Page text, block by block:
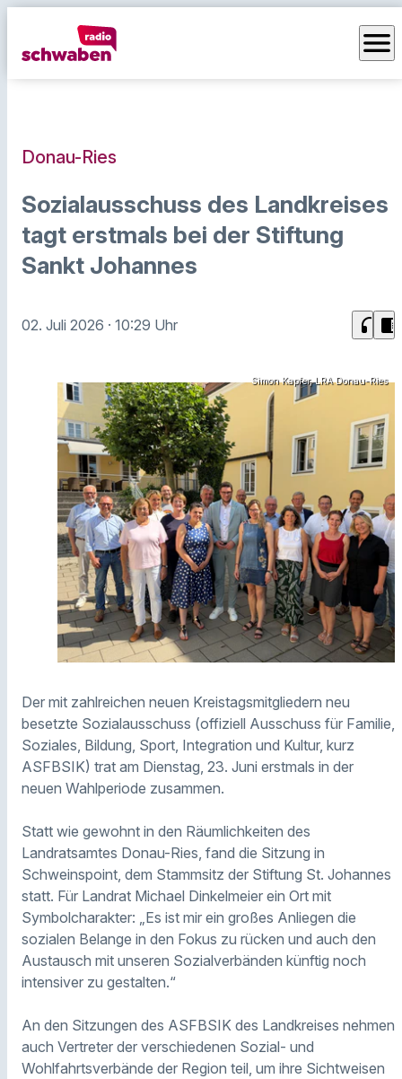
menu
Donau-Ries
Sozialausschuss des Landkreises
tagt erstmals bei der Stiftung
Sankt Johannes
02. Juli 2026 · 10:29 Uhr headphones chrome_reader_mode
Simon Kapfer, LRA Donau-Ries
Der mit zahlreichen neuen Kreistagsmitgliedern neu
besetzte Sozialausschuss (offiziell Ausschuss für Familie,
Soziales, Bildung, Sport, Integration und Kultur, kurz
ASFBSIK) trat am Dienstag, 23. Juni erstmals in der
neuen Wahlperiode zusammen.
Statt wie gewohnt in den Räumlichkeiten des
Landratsamtes Donau-Ries, fand die Sitzung in
Schweinspoint, dem Stammsitz der Stiftung St. Johannes
statt. Für Landrat Michael Dinkelmeier ein Ort mit
Symbolcharakter: „Es ist mir ein großes Anliegen die
sozialen Belange in den Fokus zu rücken und auch den
Austausch mit unseren Sozialverbänden künftig noch
intensiver zu gestalten.“
An den Sitzungen des ASFBSIK des Landkreises nehmen
auch Vertreter der verschiedenen Sozial- und
Wohlfahrtsverbände der Region teil, um ihre Sichtweisen